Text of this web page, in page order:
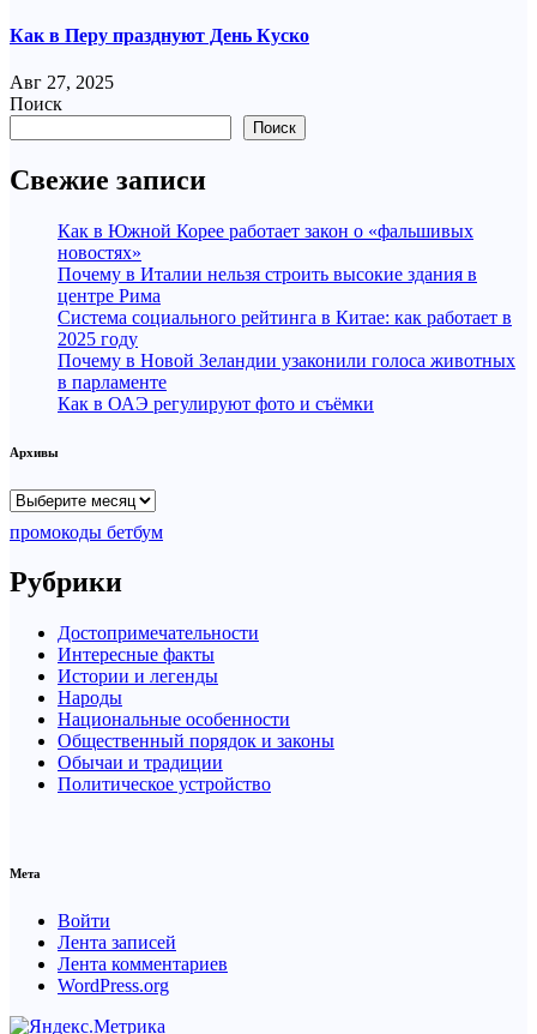
Как в Перу празднуют День Куско
Авг 27, 2025
Поиск
Поиск
Свежие записи
Как в Южной Корее работает закон о «фальшивых
новостях»
Почему в Италии нельзя строить высокие здания в
центре Рима
Система социального рейтинга в Китае: как работает в
2025 году
Почему в Новой Зеландии узаконили голоса животных
в парламенте
Как в ОАЭ регулируют фото и съёмки
Архивы
Архивы
промокоды бетбум
Рубрики
Достопримечательности
Интересные факты
Истории и легенды
Народы
Национальные особенности
Общественный порядок и законы
Обычаи и традиции
Политическое устройство
Мета
Войти
Лента записей
Лента комментариев
WordPress.org